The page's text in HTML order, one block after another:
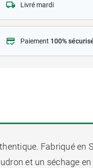
Livré mardi
Paiement 100%
Fabriqué en
et un séchage